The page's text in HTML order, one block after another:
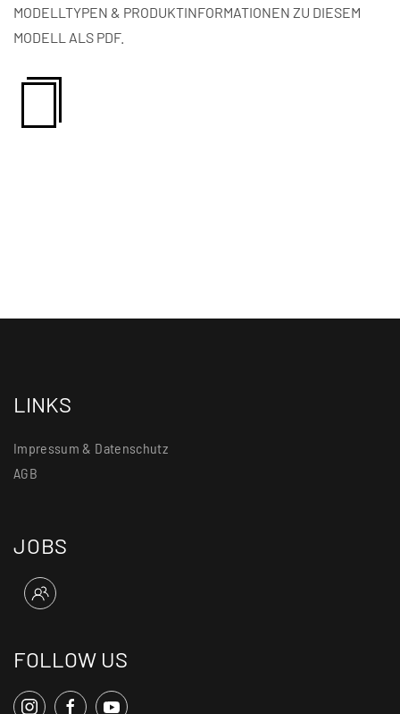
MODELLTYPEN & PRODUKTINFORMATIONEN ZU DIESEM
MODELL ALS PDF.
LINKS
Impressum & Datenschutz
AGB
JOBS
FOLLOW US